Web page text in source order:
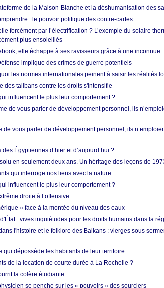
de la Maison-Blanche et la déshumanisation des
: le pouvoir politique des contre-cartes
forcément par l’électrification ? L’exemple du solaire
plus ensoleillés
elle échappe à ses ravisseurs grâce à une inconnue
implique des crimes de guerre potentiels
les normes internationales peinent à saisir les réalités
des talibans contre les droits s'intensifie
influencent le plus leur comportement ?
de vous parler de développement personnel, ils
de vous parler de développement personnel, ils
Égyptiennes d’hier et d’aujourd’hui ?
en seulement deux ans. Un héritage des leçons de
qui interroge nos liens avec la nature
influencent le plus leur comportement ?
droite à l’offensive
» face à la montée du niveau des eaux
: vives inquiétudes pour les droits humains dans la
l'histoire et le folklore des Balkans : vierges sous
qui dépossède les habitants de leur territoire
de la location de courte durée à La Rochelle ?
la colère étudiante
se penche sur les « pouvoirs » des sourciers